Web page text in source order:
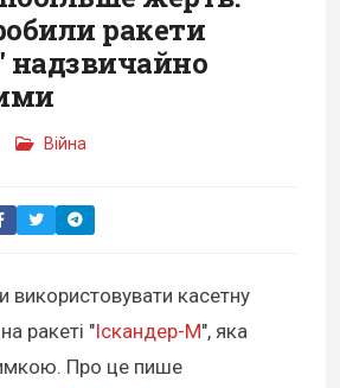
ракети
надзвичайно
Війна
використовувати касетну
ракеті "Іскандер-М", яка
Про це пише